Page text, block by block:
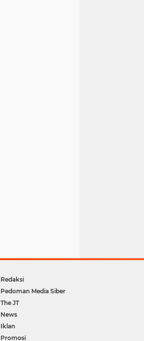
Redaksi
Pedoman Media Siber
The JT
News
Iklan
Promosi